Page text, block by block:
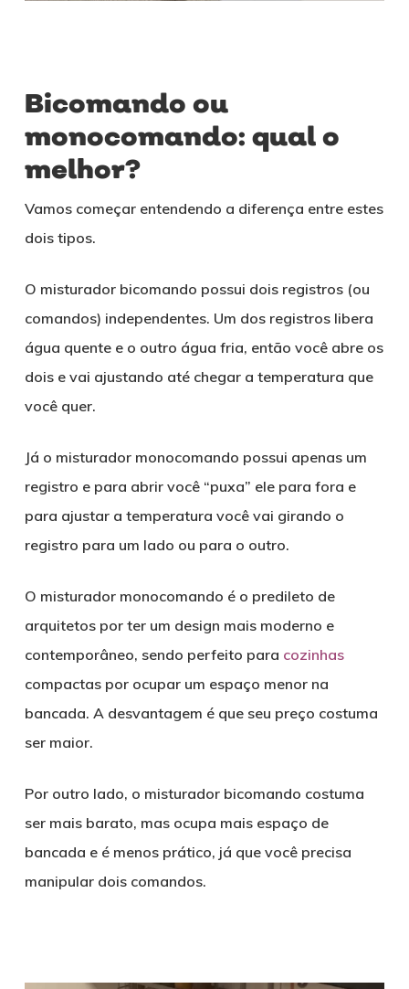
Bicomando ou
monocomando: qual o
melhor?
Vamos começar entendendo a diferença entre estes
dois tipos.
O misturador bicomando possui dois registros (ou
comandos) independentes. Um dos registros libera
água quente e o outro água fria, então você abre os
dois e vai ajustando até chegar a temperatura que
você quer.
Já o misturador monocomando possui apenas um
registro e para abrir você “puxa” ele para fora e
para ajustar a temperatura você vai girando o
registro para um lado ou para o outro.
O misturador monocomando é o predileto de
arquitetos por ter um design mais moderno e
contemporâneo, sendo perfeito para cozinhas
compactas por ocupar um espaço menor na
bancada. A desvantagem é que seu preço costuma
ser maior.
Por outro lado, o misturador bicomando costuma
ser mais barato, mas ocupa mais espaço de
bancada e é menos prático, já que você precisa
manipular dois comandos.